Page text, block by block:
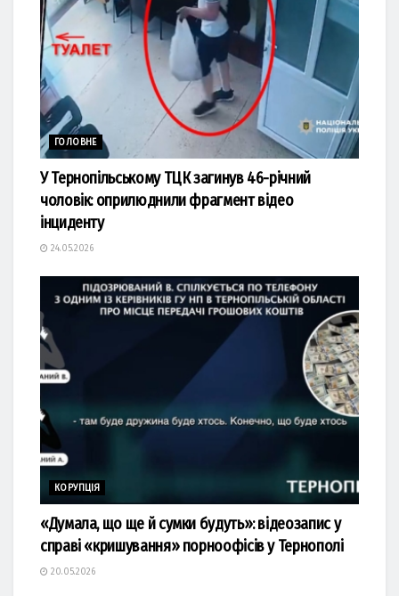
ГОЛОВНЕ
У Тернопільському ТЦК загинув 46-річний
чоловік: оприлюднили фрагмент відео
інциденту
24.05.2026
КОРУПЦІЯ
«Думала, що ще й сумки будуть»: відеозапис у
справі «кришування» порноофісів у Тернополі
20.05.2026